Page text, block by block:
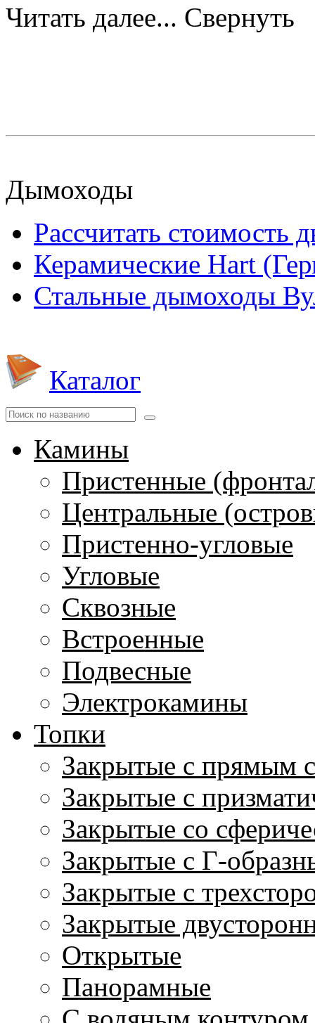
Читать далее... Свернуть
Дымоходы
Рассчитать стоимость
Керамические Hart
Стальные дымоходы
Каталог
Камины
Пристенные
Центральные
Пристенно-угловые
Угловые
Сквозные
Встроенные
Подвесные
Электрокамины
Топки
Закрытые с прямым
Закрытые с
Закрытые со
Закрытые с Г-
Закрытые с
Закрытые
Открытые
Панорамные